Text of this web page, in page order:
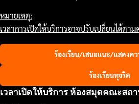
หมายเหตุ:
เวลาการเปิดให้บริการอาจปรับเปลี่ยนได้ตา
ร้องเรียน/เสนอแนะ/แสดงค
ร้องเรียนทุจริต
เวลาเปิดให้บริการ ห้องสมุดคณะสถ